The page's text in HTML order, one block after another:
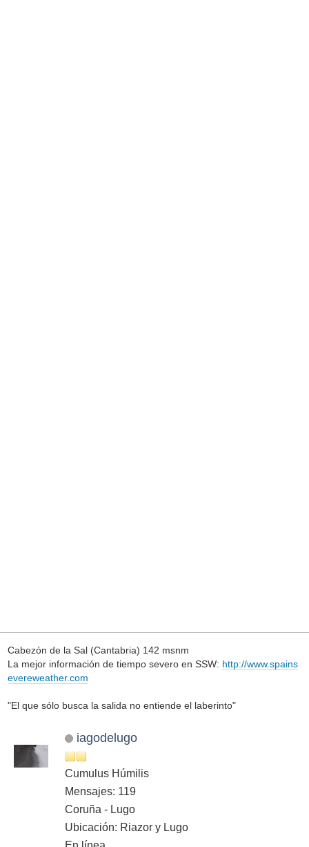
Cabezón de la Sal (Cantabria) 142 msnm
La mejor información de tiempo severo en SSW: http://www.spains
evereweather.com
"El que sólo busca la salida no entiende el laberinto"
iagodelugo
Cumulus Húmilis
Mensajes: 119
Coruña - Lugo
Ubicación: Riazor y Lugo